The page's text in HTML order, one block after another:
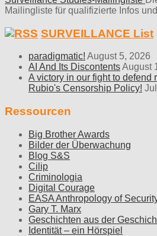
Mailingliste für qualifizierte Infos
SURVEILLANCE List
paradigmatic! August 5, 2026
AI And Its DiscontentsAugust
A victory in our fight to defend
Rubio's Censorship Policy!
Ressourcen
Big Brother Awards
Bilder der Überwachung
Blog S&S
Cilip
Criminologia
Digital Courage
EASA Anthropology of
Gary T. Marx
Geschichten aus der
Identität – ein Hörspiel